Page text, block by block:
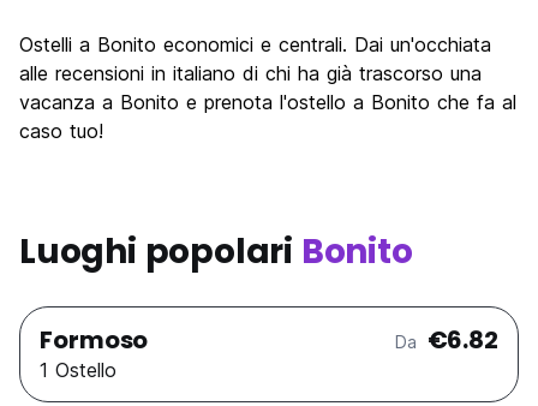
Luoghi di interesse culturale
7.5
Festa / Vita notturna
6.1
Qualita' Prezzo
Ostelli a Bonito economici e centrali. Dai un'occhiata
alle recensioni in italiano di chi ha già trascorso una
vacanza a Bonito e prenota l'ostello a Bonito che fa al
caso tuo!
Luoghi popolari Bonito
Formoso Da €6.82
1 Ostello